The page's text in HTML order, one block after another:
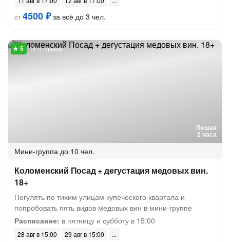
от4500 ₽за всё до 3 чел.
Пешая
2 часа
15 отзывов
Мини-группа до 10 чел.
Коломенский Посад + дегустация медовых вин.
18+
Погулять по тихим улицам купеческого квартала и
попробовать пять видов медовых вин в мини-группе
Расписание: в пятницу и субботу в 15:00
28 авг в 15:00 29 авг в 15:00